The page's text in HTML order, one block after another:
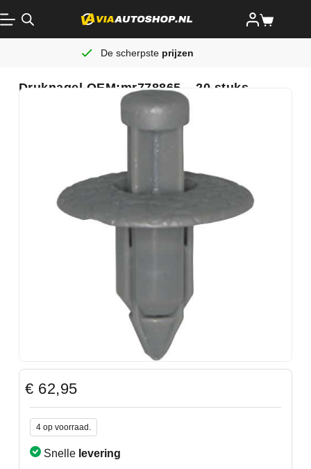
De scherpste prijzen
Druknagel OEM:mr778865 – 20 stuks
€ 62,95
4 op voorraad.
Snelle levering